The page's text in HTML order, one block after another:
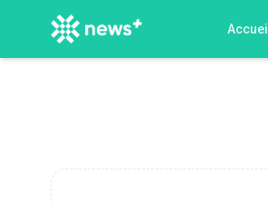
Accueil